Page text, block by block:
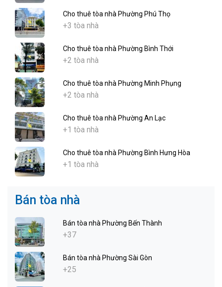
Cho thuê tòa nhà Phường Phú Thọ
+3 tòa nhà
Cho thuê tòa nhà Phường Bình Thới
+2 tòa nhà
Cho thuê tòa nhà Phường Minh Phụng
+2 tòa nhà
Cho thuê tòa nhà Phường An Lạc
+1 tòa nhà
Cho thuê tòa nhà Phường Bình Hưng Hòa
+1 tòa nhà
Bán tòa nhà
Bán tòa nhà Phường Bến Thành
+37
Bán tòa nhà Phường Sài Gòn
+25